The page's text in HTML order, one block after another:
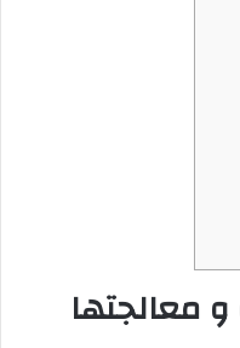
معالجتها